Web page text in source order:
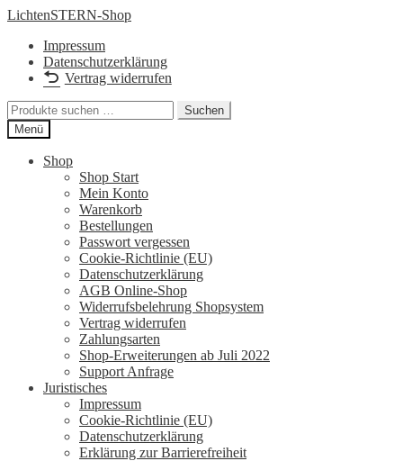
Zur
springen
Zum
springen
LichtenSTERN-Shop
Impressum
Datenschutzerklärung
Vertrag widerrufen
Suchen
nach:
Suchen
Menü
Shop
Shop Start
Mein Konto
Warenkorb
Bestellungen
Passwort vergessen
Cookie-Richtlinie (EU)
Datenschutzerklärung
AGB Online-Shop
Widerrufsbelehrung Shopsystem
Vertrag widerrufen
Zahlungsarten
Shop-Erweiterungen ab Juli 2022
Support Anfrage
Juristisches
Impressum
Cookie-Richtlinie (EU)
Datenschutzerklärung
Erklärung zur Barrierefreiheit